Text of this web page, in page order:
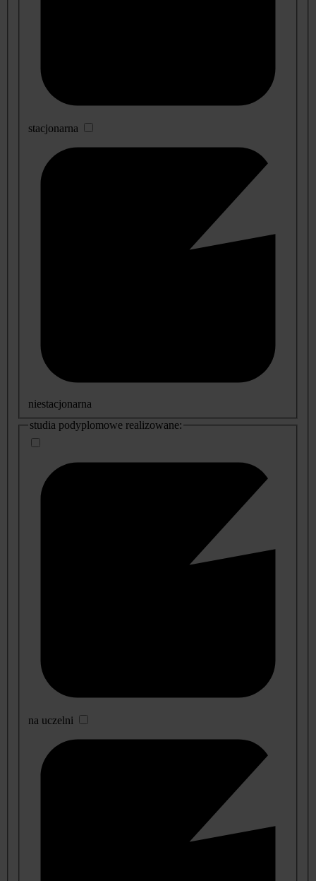
stacjonarna
niestacjonarna
studia podyplomowe realizowane:
na uczelni